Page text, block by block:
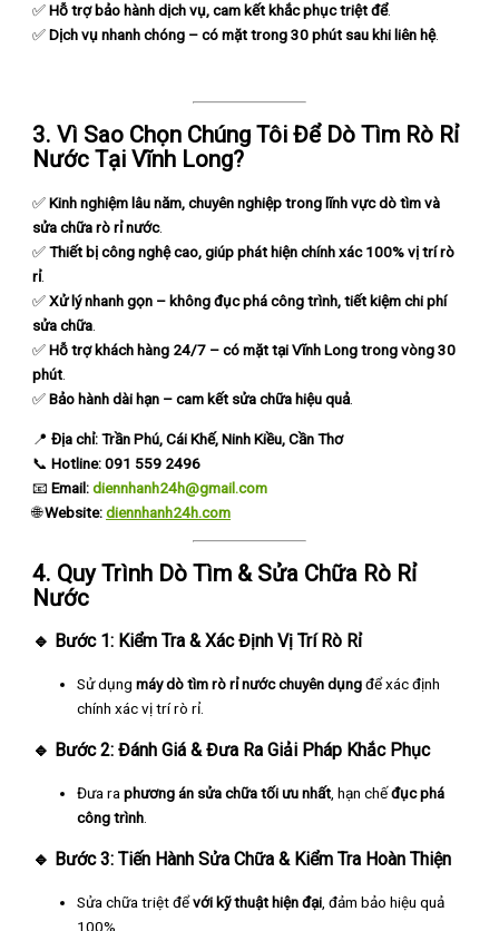
✅Hỗ trợ bảo hành dịch vụ, cam kết khắc phục triệt để.
✅Dịch vụ nhanh chóng – có mặt trong 30 phút sau khi liên hệ.
3. Vì Sao Chọn Chúng Tôi Để Dò Tìm Rò Rỉ
Nước Tại Vĩnh Long?
✅Kinh nghiệm lâu năm, chuyên nghiệp trong lĩnh vực dò tìm và
sửa chữa rò rỉ nước.
✅Thiết bị công nghệ cao, giúp phát hiện chính xác 100% vị trí rò
rỉ.
✅Xử lý nhanh gọn – không đục phá công trình, tiết kiệm chi phí
sửa chữa.
✅Hỗ trợ khách hàng 24/7 – có mặt tại Vĩnh Long trong vòng 30
phút.
✅Bảo hành dài hạn – cam kết sửa chữa hiệu quả.
📍Địa chỉ: Trần Phú, Cái Khế, Ninh Kiều, Cần Thơ
📞Hotline: 091 559 2496
📧Email:diennhanh24h@gmail.com
🌐Website:diennhanh24h.com
4. Quy Trình Dò Tìm & Sửa Chữa Rò Rỉ
Nước
🔹 Bước 1: Kiểm Tra & Xác Định Vị Trí Rò Rỉ
Sử dụngmáy dò tìm rò rỉ nước chuyên dụngđể xác định
chính xác vị trí rò rỉ.
🔹 Bước 2: Đánh Giá & Đưa Ra Giải Pháp Khắc Phục
Đưa raphương án sửa chữa tối ưu nhất , hạn chếđục phá
công trình
🔹 Bước 3: Tiến Hành Sửa Chữa & Kiểm Tra Hoàn Thiện
Sửa chữa triệt đểvới kỹ thuật hiện đại , đảm bảo hiệu quả
100%.